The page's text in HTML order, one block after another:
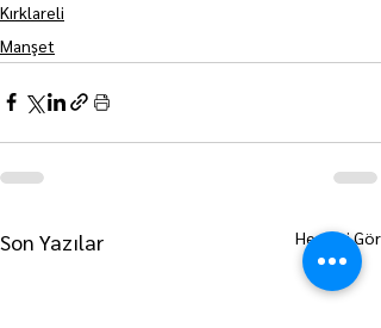
Kırklareli
Manşet
Son Yazılar Hepsini Gör